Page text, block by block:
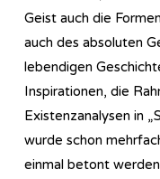
Geist auch die
auch des absoluten
lebendigen
Inspirationen, die
Existenzanalysen in
wurde schon
einmal betont